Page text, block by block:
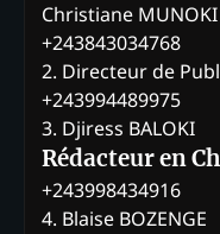
Christiane MUNOKI
+243843034768
2. Directeur de
+243994489975
3. Djiress BALOKI
Rédacteur en
+243998434916
4. Blaise BOZENGE